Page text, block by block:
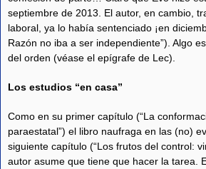
septiembre de 2013. El autor, en cambio,
laboral, ya lo había sentenciado ¡en
Razón no iba a ser independiente”). Algo
del orden (véase el epígrafe de Lec).
Los estudios “en casa”
Como en su primer capítulo (“La
paraestatal”) el libro naufraga en las (no)
siguiente capítulo (“Los frutos del control:
autor asume que tiene que hacer la tarea.